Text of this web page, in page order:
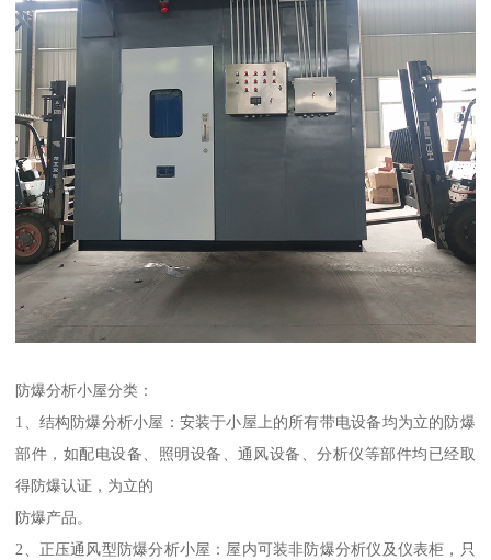
防爆分析小屋分类：
1、结构防爆分析小屋：安装于小屋上的所有带电设备均为立的防爆
部件，如配电设备、照明设备、通风设备、分析仪等部件均已经取
得防爆认证，为立的
防爆产品。
2、正压通风型防爆分析小屋：屋内可装非防爆分析仪及仪表柜，只